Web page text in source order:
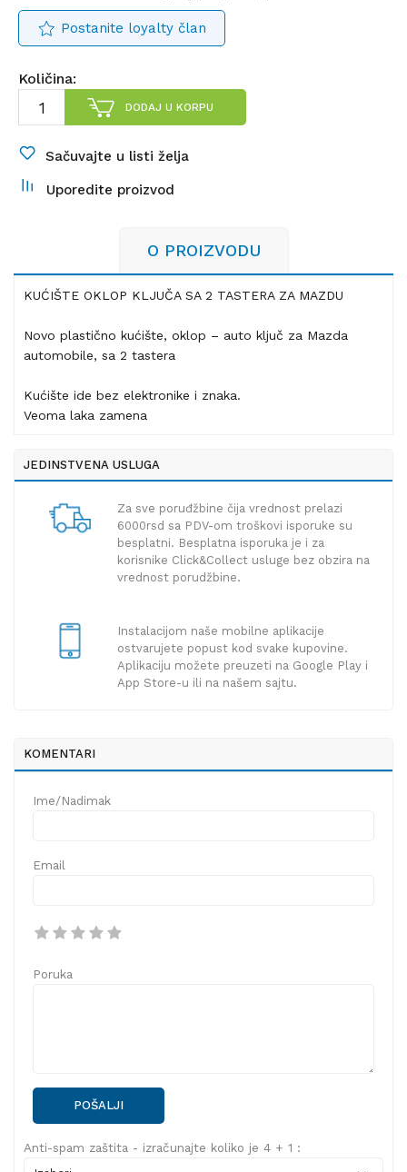
Postanite loyalty član
Količina:
DODAJ U KORPU
Sačuvajte u listi želja
Uporedite proizvod
O PROIZVODU
KUĆIŠTE OKLOP KLJUČA SA 2 TASTERA ZA MAZDU
Novo plastično kućište, oklop – auto ključ za Mazda
automobile, sa 2 tastera
Kućište ide bez elektronike i znaka.
Veoma laka zamena
JEDINSTVENA USLUGA
Za sve poruđžbine čija vrednost prelazi
6000rsd sa PDV-om troškovi isporuke su
besplatni. Besplatna isporuka je i za
korisnike Click&Collect usluge bez obzira na
vrednost porudžbine.
Instalacijom naše mobilne aplikacije
ostvarujete popust kod svake kupovine.
Aplikaciju možete preuzeti na Google Play i
App Store-u ili na našem sajtu.
KOMENTARI
Ime/Nadimak
Email
Poruka
POŠALJI
Anti-spam zaštita - izračunajte koliko je 4 + 1 :